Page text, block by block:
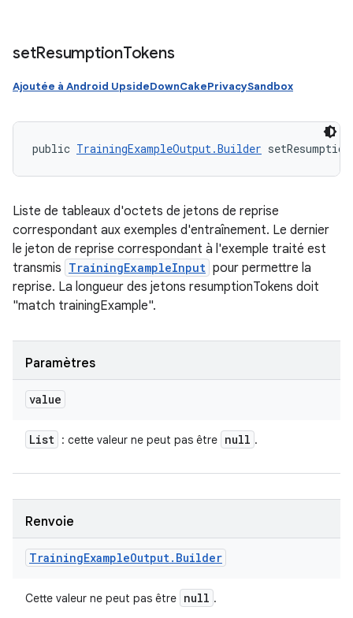
setResumptionTokens
Ajoutée à Android UpsideDownCakePrivacySandbox
public TrainingExampleOutput.Builder
Liste de tableaux d'octets de jetons de reprise
correspondant aux exemples d'entraînement. Le dernier
le jeton de reprise correspondant à l'exemple traité est
transmis TrainingExampleInput pour permettre la
reprise. La longueur des jetons resumptionTokens doit
"match trainingExample".
Paramètres
value
List : cette valeur ne peut pas être null .
Renvoie
TrainingExampleOutput. Builder
Cette valeur ne peut pas être null .